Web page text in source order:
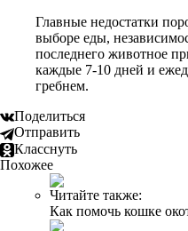
Главные недостатки
выборе еды,
последнего животное
каждые 7-10 дней и
гребнем.
Поделиться
Отправить
Класснуть
Похожее
Читайте также:
Как помочь кошке